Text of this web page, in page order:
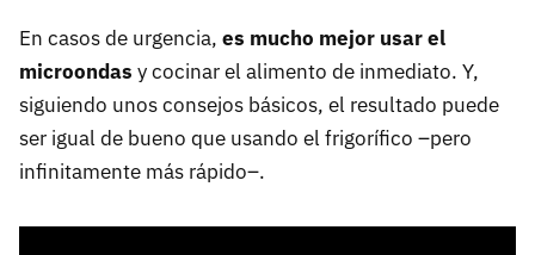
En casos de urgencia, es mucho mejor usar el
microondas y cocinar el alimento de inmediato. Y,
siguiendo unos consejos básicos, el resultado puede
ser igual de bueno que usando el frigorífico –pero
infinitamente más rápido–.